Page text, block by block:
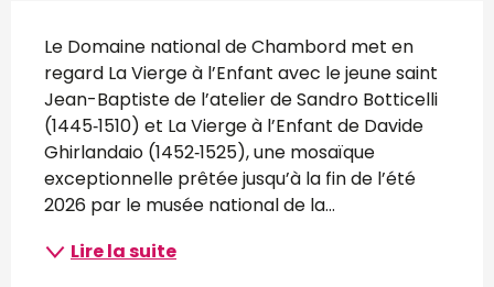
Description
Le Domaine national de Chambord met en
regard La Vierge à l’Enfant avec le jeune saint
Jean-Baptiste de l’atelier de Sandro Botticelli
(1445‑1510) et La Vierge à l’Enfant de Davide
Ghirlandaio (1452‑1525), une mosaïque
exceptionnelle prêtée jusqu’à la fin de l’été
2026 par le musée national de la...
Lire la suite